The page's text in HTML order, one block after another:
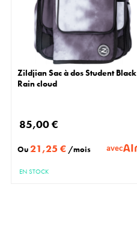
Zildjian Sac à dos Student Black
Rain cloud
85,00 €
Ou21,25 € /mois avec
EN STOCK